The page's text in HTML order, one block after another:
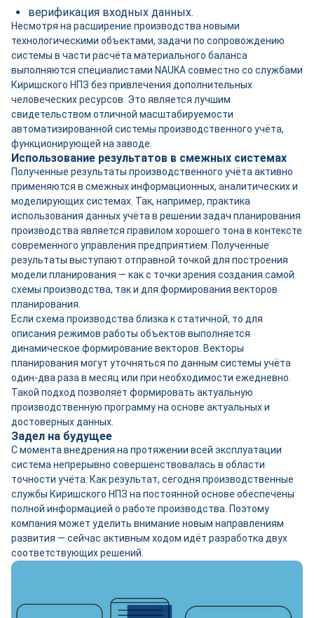
верификация входных данных.
Несмотря на расширение производства новыми
технологическими объектами, задачи по сопровождению
системы в части расчёта материального баланса
выполняются специалистами NAUKA совместно со службами
Киришского НПЗ без привлечения дополнительных
человеческих ресурсов. Это является лучшим
свидетельством отличной масштабируемости
автоматизированной системы производственного учёта,
функционирующей на заводе.
Использование результатов в смежных системах
Полученные результаты производственного учёта активно
применяются в смежных информационных, аналитических и
моделирующих системах. Так, например, практика
использования данных учёта в решении задач планирования
производства является правилом хорошего тона в контексте
современного управления предприятием. Полученные
результаты выступают отправной точкой для построения
модели планирования — как с точки зрения создания самой
схемы производства, так и для формирования векторов
планирования.
Если схема производства близка к статичной, то для
описания режимов работы объектов выполняется
динамическое формирование векторов. Векторы
планирования могут уточняться по данным системы учёта
один-два раза в месяц или при необходимости ежедневно.
Такой подход позволяет формировать актуальную
производственную программу на основе актуальных и
достоверных данных.
Задел на будущее
С момента внедрения на протяжении всей эксплуатации
система непрерывно совершенствовалась в области
точности учёта. Как результат, сегодня производственные
службы Киришского НПЗ на постоянной основе обеспечены
полной информацией о работе производства. Поэтому
компания может уделить внимание новым направлениям
развития — сейчас активным ходом идёт разработка двух
соответствующих решений.